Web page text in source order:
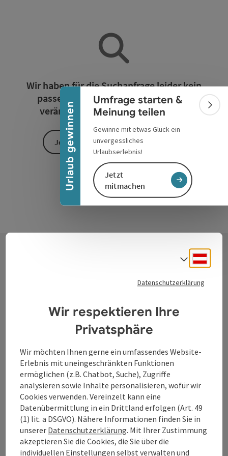
Urlaub gewinnen
Banner einklappen
Umfrage starten &
Meinung teilen
Gewinne mit etwas Glück ein
unvergessliches
Urlaubserlebnis!
Jetzt
mitmachen
Wir haben für die Suchanfrage leider kein
passendes Ergebnis gefunden. Bitte
verändern Sie die Filterfunktionen!
Jetzt alle Filter zurücksetzen
Tourismusverband Donauregion
Oberösterreich
GmbH
Lindengasse 9
4040 Linz
+43 732 7277 - 888
Datenschutzerklärung
Wir respektieren Ihre
Privatsphäre
Wir möchten Ihnen gerne ein umfassendes Website-
Erlebnis mit uneingeschränkten Funktionen
ermöglichen (z.B. Chatbot, Suche), Zugriffe
analysieren sowie Inhalte personalisieren, wofür wir
Cookies verwenden. Vereinzelt kann eine
Datenübermittlung in ein Drittland erfolgen (Art. 49
(1) lit. a DSGVO). Nähere Informationen finden Sie in
unserer Datenschutzerklärung. Mit Ihrer Zustimmung
akzeptieren Sie die Cookies, die Sie über die
individuellen Einstellungen selbst verwalten und